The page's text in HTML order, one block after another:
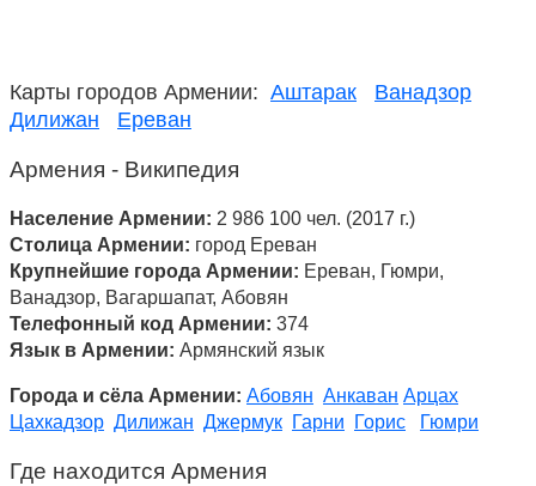
Карты городов Армении: Аштарак
Ванадзор
Дилижан
Ереван
Армения - Википедия
Население Армении: 2 986 100 чел. (2017 г.)
Столица Армении: город Ереван
Крупнейшие города Армении: Ереван, Гюмри,
Ванадзор, Вагаршапат, Абовян
Телефонный код Армении: 374
Язык в Армении: Армянский язык
Города и сёла Армении: Абовян Анкаван Арцах
Цахкадзор Дилижан Джермук Гарни Горис Гюмри
Где находится Армения